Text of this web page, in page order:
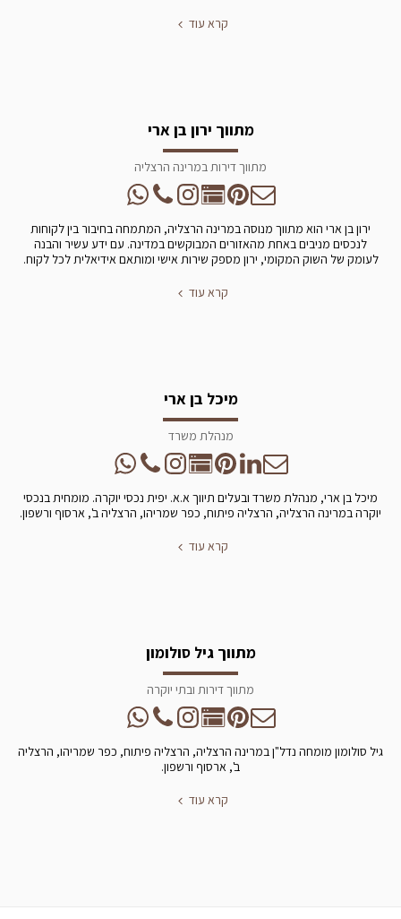
קרא עוד
מתווך ירון בן ארי
מתווך דירות במרינה הרצליה
ירון בן ארי הוא מתווך מנוסה במרינה הרצליה, המתמחה בחיבור בין לקוחות
לנכסים מניבים באחת מהאזורים המבוקשים במדינה. עם ידע עשיר והבנה
לעומק של השוק המקומי, ירון מספק שירות אישי ומותאם אידיאלית לכל לקוח.
קרא עוד
מיכל בן ארי
מנהלת משרד
מיכל בן ארי, מנהלת משרד ובעלים תיווך א.א. יפית נכסי יוקרה. מומחית בנכסי
יוקרה במרינה הרצליה, הרצליה פיתוח, כפר שמריהו, הרצליה ב', ארסוף ורשפון.
קרא עוד
מתווך גיל סולומון
מתווך דירות ובתי יוקרה
גיל סולומון מומחה נדל"ן במרינה הרצליה, הרצליה פיתוח, כפר שמריהו, הרצליה
ב', ארסוף ורשפון.
קרא עוד